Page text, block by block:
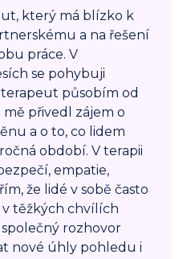
který má blízko k
a na řešení
práce. V
se pohybuji
působím od
přivedl zájem o
a o to, co lidem
období. V terapii
empatie,
že lidé v sobě často
v těžkých chvílích
rozhovor
nové úhly pohledu i